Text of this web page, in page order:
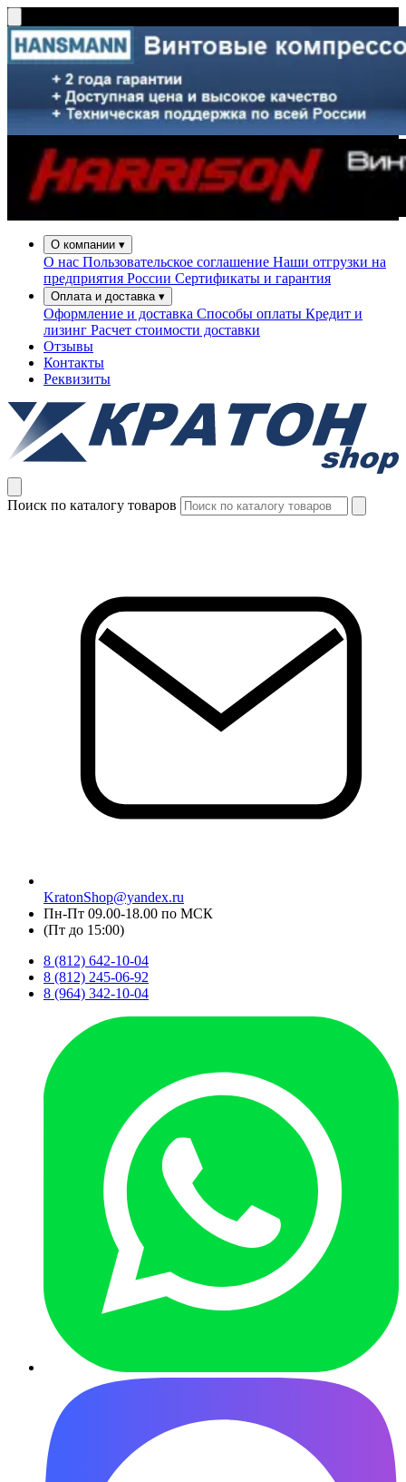
О компании ▾
О нас Пользовательское соглашение Наши отгрузки на
предприятия России Сертификаты и гарантия
Оплата и доставка ▾
Оформление и доставка Способы оплаты Кредит и
лизинг Расчет стоимости доставки
Отзывы
Контакты
Реквизиты
Поиск по каталогу товаров
KratonShop@yandex.ru
Пн-Пт 09.00-18.00 по МСК
(Пт до 15:00)
8 (812) 642-10-04
8 (812) 245-06-92
8 (964) 342-10-04